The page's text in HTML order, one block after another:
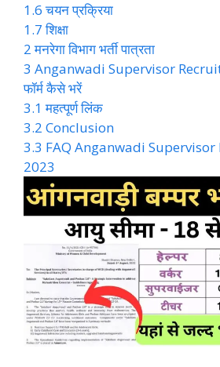
1.6 चयन प्रक्रिया
1.7 शिक्षा
2 मनरेगा विभाग भर्ती पात्रता
3 Anganwadi Supervisor
फॉर्म कैसे भरें
3.1 महत्पूर्ण लिंक
3.2 Conclusion
3.3 FAQ Anganwadi
2023